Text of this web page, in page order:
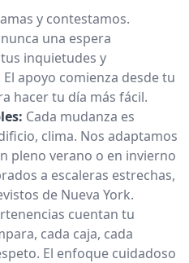
y contestamos.
una espera
inquietudes y
apoyo comienza desde tu
hacer tu día más fácil.
Cada mudanza es
clima. Nos adaptamos
pleno verano o en invierno
a escaleras estrechas,
de Nueva York.
cuentan tu
cada caja, cada
El enfoque cuidadoso